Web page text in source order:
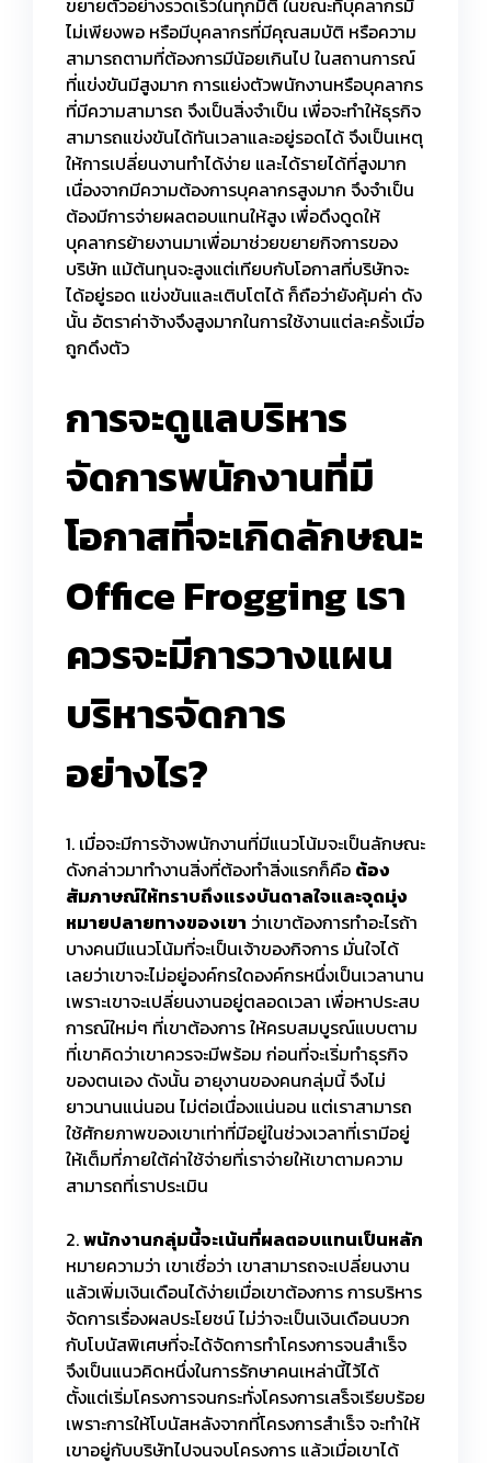
ไม่เพียงพอ หรือมีบุคลากรที่มีคุณสมบัติ หรือความ
สามารถตามที่ต้องการมีน้อยเกินไป ในสถานการณ์
ที่แข่งขันมีสูงมาก การแย่งตัวพนักงานหรือบุคลากร
ที่มีความสามารถ จึงเป็นสิ่งจำเป็น เพื่อจะทำให้ธุรกิจ
สามารถแข่งขันได้ทันเวลาและอยู่รอดได้ จึงเป็นเหตุ
ให้การเปลี่ยนงานทำได้ง่าย และได้รายได้ที่สูงมาก
เนื่องจากมีความต้องการบุคลากรสูงมาก จึงจำเป็น
ต้องมีการจ่ายผลตอบแทนให้สูง เพื่อดึงดูดให้
บุคลากรย้ายงานมาเพื่อมาช่วยขยายกิจการของ
บริษัท แม้ต้นทุนจะสูงแต่เทียบกับโอกาสที่บริษัทจะ
ได้อยู่รอด แข่งขันและเติบโตได้ ก็ถือว่ายังคุ้มค่า ดัง
นั้น อัตราค่าจ้างจึงสูงมากในการใช้งานแต่ละครั้งเมื่อ
ถูกดึงตัว
การจะดูแลบริหาร
จัดการพนักงานที่มี
โอกาสที่จะเกิดลักษณะ
Office Frogging เรา
ควรจะมีการวางแผน
บริหารจัดการ
อย่างไร?
1. เมื่อจะมีการจ้างพนักงานที่มีแนวโน้มจะเป็นลักษณะ
ดังกล่าวมาทำงานสิ่งที่ต้องทำสิ่งแรกก็คือ ต้อง
สัมภาษณ์ให้ทราบถึงแรงบันดาลใจและจุดมุ่ง
หมายปลายทางของเขา ว่าเขาต้องการทำอะไรถ้า
บางคนมีแนวโน้มที่จะเป็นเจ้าของกิจการ มั่นใจได้
เลยว่าเขาจะไม่อยู่องค์กรใดองค์กรหนึ่งเป็นเวลานาน
เพราะเขาจะเปลี่ยนงานอยู่ตลอดเวลา เพื่อหาประสบ
การณ์ใหม่ๆ ที่เขาต้องการ ให้ครบสมบูรณ์แบบตาม
ที่เขาคิดว่าเขาควรจะมีพร้อม ก่อนที่จะเริ่มทำธุรกิจ
ของตนเอง ดังนั้น อายุงานของคนกลุ่มนี้ จึงไม่
ยาวนานแน่นอน ไม่ต่อเนื่องแน่นอน แต่เราสามารถ
ใช้ศักยภาพของเขาเท่าที่มีอยู่ในช่วงเวลาที่เรามีอยู่
ให้เต็มที่ภายใต้ค่าใช้จ่ายที่เราจ่ายให้เขาตามความ
สามารถที่เราประเมิน
2.พนักงานกลุ่มนี้จะเน้นที่ผลตอบแทนเป็นหลัก
หมายความว่า เขาเชื่อว่า เขาสามารถจะเปลี่ยนงาน
แล้วเพิ่มเงินเดือนได้ง่ายเมื่อเขาต้องการ การบริหาร
จัดการเรื่องผลประโยชน์ ไม่ว่าจะเป็นเงินเดือนบวก
กับโบนัสพิเศษที่จะได้จัดการทำโครงการจนสำเร็จ
จึงเป็นแนวคิดหนึ่งในการรักษาคนเหล่านี้ไว้ได้
ตั้งแต่เริ่มโครงการจนกระทั่งโครงการเสร็จเรียบร้อย
เพราะการให้โบนัสหลังจากที่โครงการสำเร็จ จะทำให้
เขาอยู่กับบริษัทไปจนจบโครงการ แล้วเมื่อเขาได้